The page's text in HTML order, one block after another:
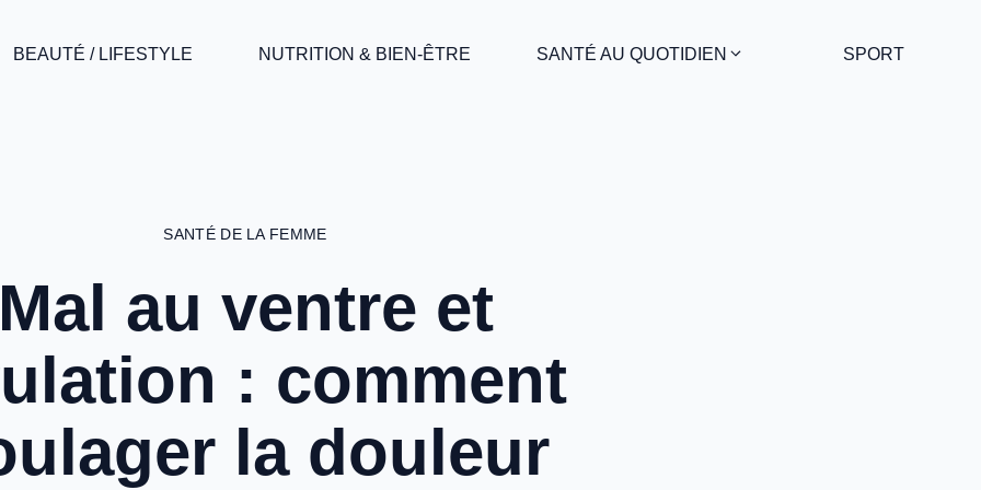
BEAUTÉ / LIFESTYLE NUTRITION & BIEN-ÊTRE SANTÉ AU QUOTIDIEN SPORT
SANTÉ DE LA FEMME
Mal au ventre et
: comment
la douleur